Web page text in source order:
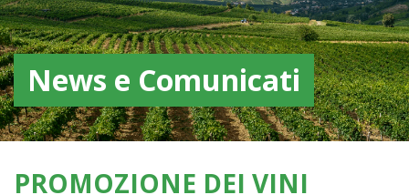
News e Comunicati
PROMOZIONE DEI VINI